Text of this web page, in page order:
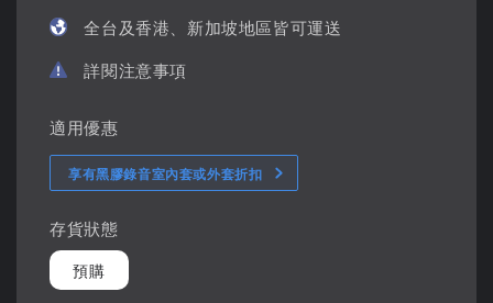
全台及香港、新加坡地區皆可運送
詳閱注意事項
適用優惠
享有黑膠錄音室內套或外套折扣
存貨狀態
預購